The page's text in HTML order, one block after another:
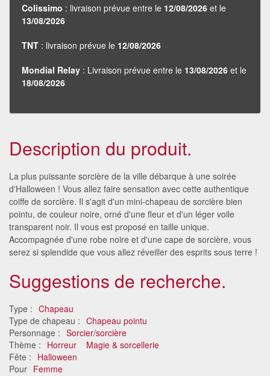
Colissimo : livraison prévue entre le 12/08/2026 et le
13/08/2026
TNT : livraison prévue le 12/08/2026
Mondial Relay : Livraison prévue entre le 13/08/2026 et le
18/08/2026
Description du produit.
La plus puissante sorcière de la ville débarque à une soirée
d'Halloween ! Vous allez faire sensation avec cette authentique
coiffe de sorcière. Il s'agit d'un mini-chapeau de sorcière bien
pointu, de couleur noire, orné d'une fleur et d'un léger voile
transparent noir. Il vous est proposé en taille unique.
Accompagnée d'une robe noire et d'une cape de sorcière, vous
serez si splendide que vous allez réveiller des esprits sous terre !
Suggestions de recherche.
Type : Chapeau
Type de chapeau : Chapeau pointu
Personnage : Sorcier/sorcière
Thème : Horreur
Magie & sorcellerie
Fête : Halloween
Pour Femme